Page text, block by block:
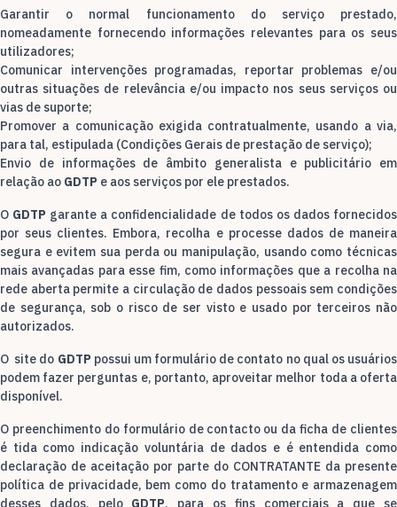
Garantir o normal funcionamento do serviço prestado,
nomeadamente fornecendo informações relevantes para os seus
utilizadores;
Comunicar intervenções programadas, reportar problemas e/ou
outras situações de relevância e/ou impacto nos seus serviços ou
vias de suporte;
Promover a comunicação exigida contratualmente, usando a via,
para tal, estipulada (Condições Gerais de prestação de serviço);
Envio de informações de âmbito generalista e publicitário em
relação ao GDTP e aos serviços por ele prestados.
O GDTP garante a confidencialidade de todos os dados fornecidos
por seus clientes. Embora, recolha e processe dados de maneira
segura e evitem sua perda ou manipulação, usando como técnicas
mais avançadas para esse fim, como informações que a recolha na
rede aberta permite a circulação de dados pessoais sem condições
de segurança, sob o risco de ser visto e usado por terceiros não
autorizados.
O site do GDTP possui um formulário de contato no qual os usuários
podem fazer perguntas e, portanto, aproveitar melhor toda a oferta
disponível.
O preenchimento do formulário de contacto ou da ficha de clientes
é tida como indicação voluntária de dados e é entendida como
declaração de aceitação por parte do CONTRATANTE da presente
política de privacidade, bem como do tratamento e armazenagem
desses dados, pelo GDTP, para os fins comerciais a que se